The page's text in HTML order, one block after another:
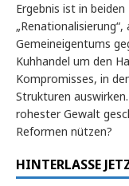
Ergebnis ist in
Gemeineigentums
Kuhhandel um den
Kompromisses, in
Strukturen
rohester Gewalt
Reformen nützen?
HINTERLASSE